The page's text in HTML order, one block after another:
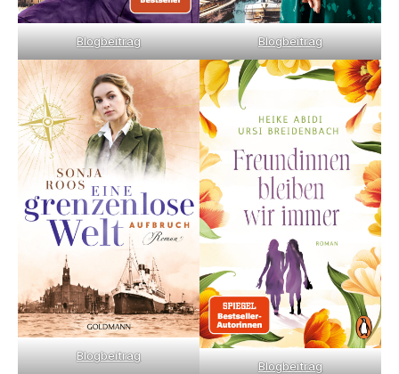
Blogbeitrag Blogbeitrag
Blogbeitrag
Blogbeitrag